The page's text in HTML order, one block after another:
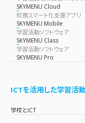
SKYMENU Cloud
校務スマート化支援アプリ
SKYMENU Mobile
学習活動ソフトウェア
SKYMENU Class
学習活動ソフトウェア
SKYMENU Pro
ICTを活用した学習活
学校とICT